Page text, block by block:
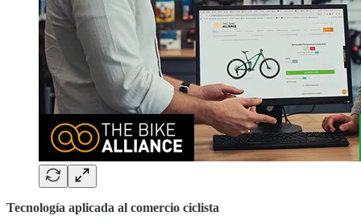
Tecnología aplicada al comercio ciclista